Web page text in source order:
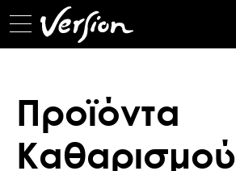
Προϊόντα
Καθαρισμού